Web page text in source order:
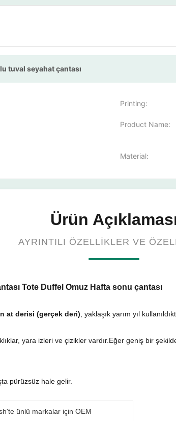
tuval seyahat çantası
Printing:
Product Name:
Material:
Ürün
AYRINTILI ÖZELLIKLER VE
Tote Duffel Omuz Hafta sonu çantası
at derisi (gerçek deri) , yaklaşık yarım yıl
yara izleri ve çizikler vardır.Eğer geniş bir
pürüzsüz hale gelir.
ünlü markalar için OEM